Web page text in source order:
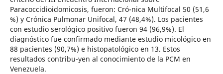
Paracoccidioidomicosis, fueron: Cró-nica Multifocal 50 (51,6
%) y Crónica Pulmonar Unifocal, 47 (48,4%). Los pacientes
con estudio serológico positivo fueron 94 (96,9%). El
diagnóstico fue confirmado mediante estudio micológico en
88 pacientes (90,7%) e histopatológico en 13. Estos
resultados contribu-yen al conocimiento de la PCM en
Venezuela.